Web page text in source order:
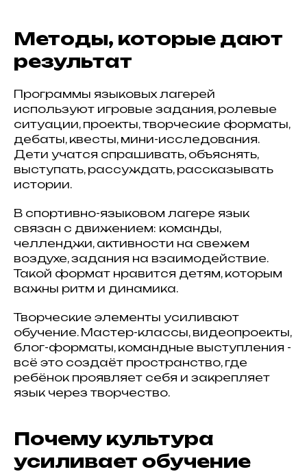
Методы, которые дают
результат
Программы языковых лагерей
используют игровые задания, ролевые
ситуации, проекты, творческие форматы,
дебаты, квесты, мини-исследования.
Дети учатся спрашивать, объяснять,
выступать, рассуждать, рассказывать
истории.
В спортивно-языковом лагере язык
связан с движением: команды,
челленджи, активности на свежем
воздухе, задания на взаимодействие.
Такой формат нравится детям, которым
важны ритм и динамика.
Творческие элементы усиливают
обучение. Мастер-классы, видеопроекты,
блог-форматы, командные выступления -
всё это создаёт пространство, где
ребёнок проявляет себя и закрепляет
язык через творчество.
Почему культура
усиливает обучение